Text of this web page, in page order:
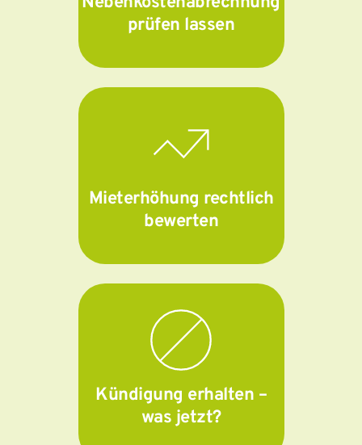
prüfen lassen
Mieterhöhung rechtlich
bewerten
Kündigung erhalten –
was jetzt?